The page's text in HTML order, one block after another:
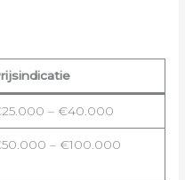
– €40.000
– €100.000